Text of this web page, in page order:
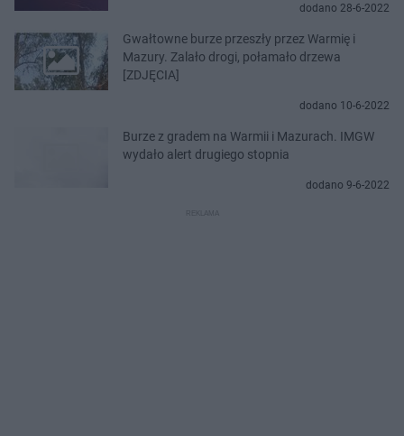
dodano 28-6-2022
Gwałtowne burze przeszły przez Warmię i
Mazury. Zalało drogi, połamało drzewa
[ZDJĘCIA]
dodano 10-6-2022
Burze z gradem na Warmii i Mazurach. IMGW
wydało alert drugiego stopnia
dodano 9-6-2022